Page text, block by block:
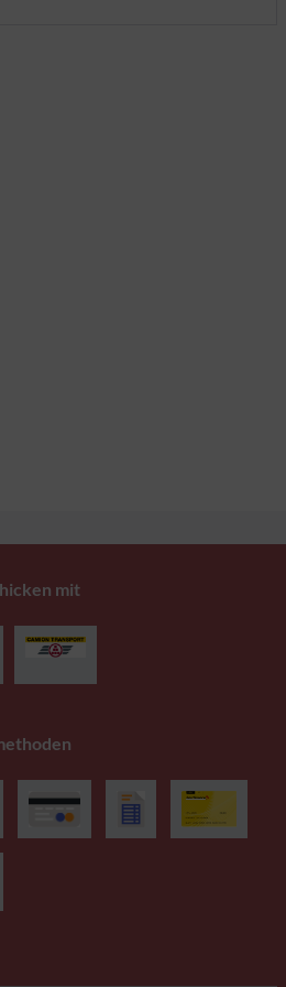
mit